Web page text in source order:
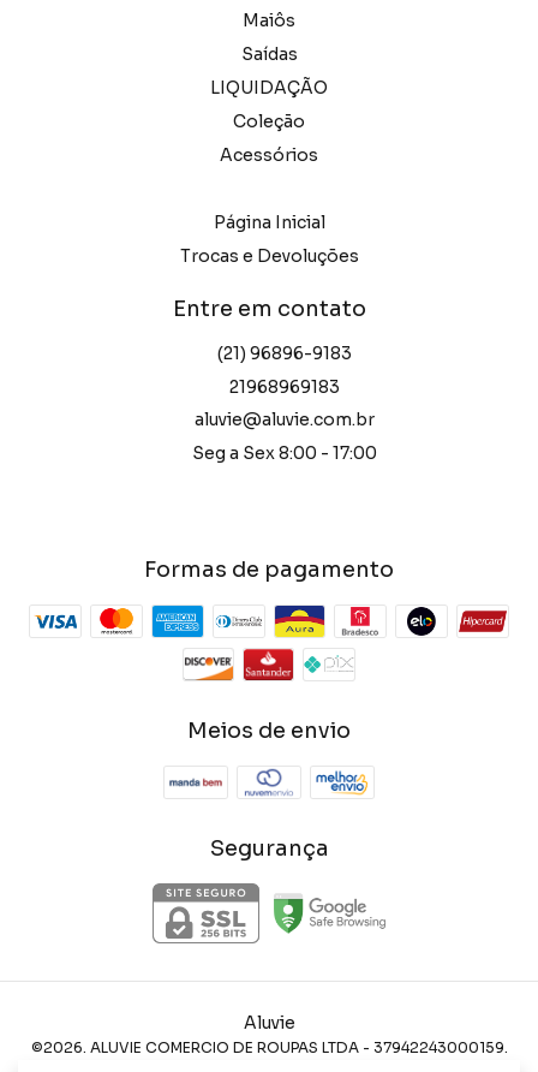
Maiôs
Saídas
LIQUIDAÇÃO
Coleção
Acessórios
Página Inicial
Trocas e Devoluções
Entre em contato
(21) 96896-9183
21968969183
aluvie@aluvie.com.br
Seg a Sex 8:00 - 17:00
Formas de pagamento
Meios de envio
Segurança
Aluvie
©2026. ALUVIE COMERCIO DE ROUPAS LTDA - 37942243000159.